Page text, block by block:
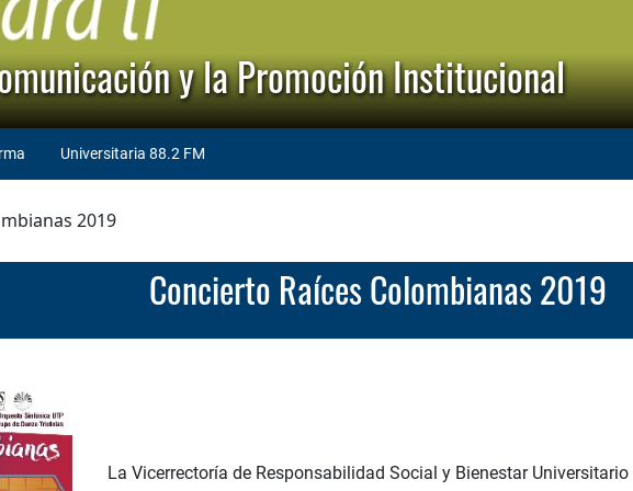
y la Promoción Institucional
Universitaria 88.2 FM
2019
Concierto Raíces Colombianas 2019
La Vicerrectoría de Responsabilidad Social y Bienestar